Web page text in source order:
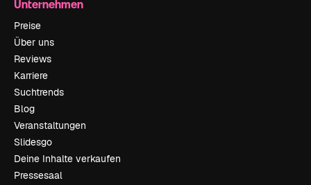
Unternehmen
Preise
Über uns
Reviews
Karriere
Suchtrends
Blog
Veranstaltungen
Slidesgo
Deine Inhalte verkaufen
Pressesaal